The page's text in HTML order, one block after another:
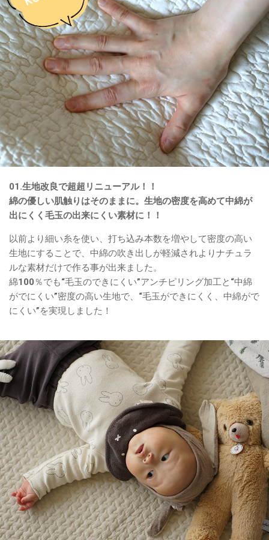
01.生地改良で超超リニューアル！！
綿の優しい肌触りはそのままに。生地の密度を高めて中綿が
出にくく毛玉の出来にくい素材に！！
以前より細い糸を使い、打ち込み本数を増やして密度の高い
生地にすることで、中綿の吹き出しが軽減されよりナチュラ
ルな素材だけで作る事が出来ました。
綿100％でも“毛玉のできにくい”アンチピリング加工と“中綿
がでにくい”密度の高い生地で、“毛玉ができにくく、中綿がで
にくい”を実現しました！